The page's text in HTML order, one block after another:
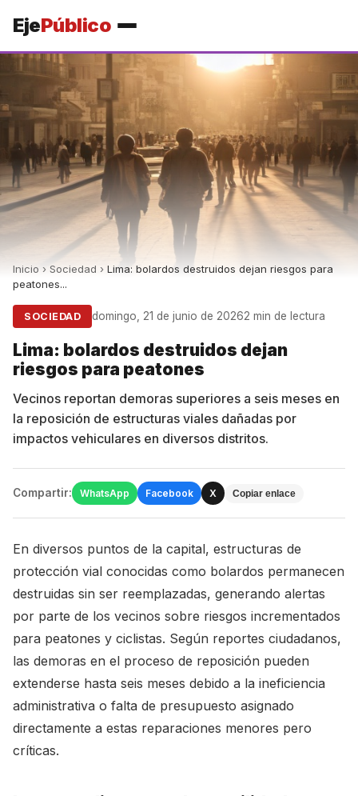
EjePúblico
Inicio › Sociedad › Lima: bolardos destruidos dejan riesgos para
peatones...
SOCIEDAD domingo, 21 de junio de 20262 min de lectura
Lima: bolardos destruidos dejan
riesgos para peatones
Vecinos reportan demoras superiores a seis meses en
la reposición de estructuras viales dañadas por
impactos vehiculares en diversos distritos.
Compartir: WhatsApp Facebook X Copiar enlace
En diversos puntos de la capital, estructuras de
protección vial conocidas como bolardos permanecen
destruidas sin ser reemplazadas, generando alertas
por parte de los vecinos sobre riesgos incrementados
para peatones y ciclistas. Según reportes ciudadanos,
las demoras en el proceso de reposición pueden
extenderse hasta seis meses debido a la ineficiencia
administrativa o falta de presupuesto asignado
directamente a estas reparaciones menores pero
críticas.